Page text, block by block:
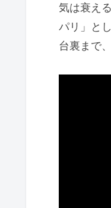
気は衰え
パリ」と
台裏まで